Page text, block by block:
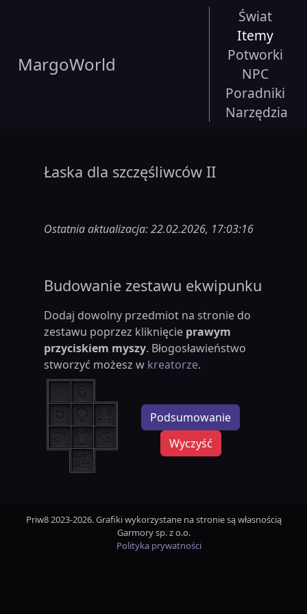
MargoWorld
Świat
Itemy
Potworki
NPC
Poradniki
Narzędzia
Łaska dla szczęśliwców II
Ostatnia aktualizacja: 22.02.2026, 17:03:16
Budowanie zestawu ekwipunku
Dodaj dowolny przedmiot na stronie do
zestawu poprzez kliknięcie prawym
przyciskiem myszy. Błogosławieństwo
stworzyć możesz w kreatorze.
Podsumowanie
Wyczyść
Priw8 2023-2026. Grafiki wykorzystane na stronie są własnością
Garmory sp. z o.o.
Polityka prywatności